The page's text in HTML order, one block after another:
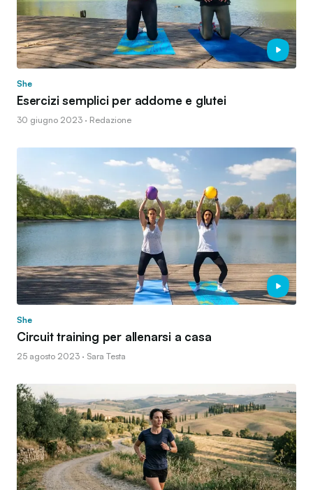
She
Esercizi semplici per addome e glutei
30 giugno 2023 · Redazione
She
Circuit training per allenarsi a casa
25 agosto 2023 · Sara Testa